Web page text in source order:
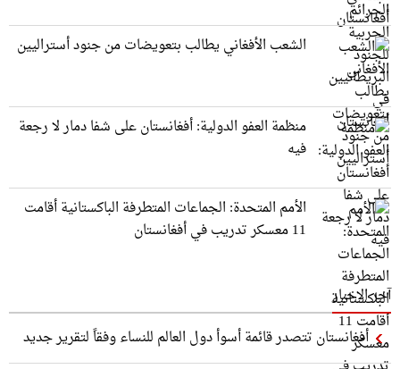
الشعب الأفغاني يطالب بتعويضات من جنود أستراليين
منظمة العفو الدولية: أفغانستان على شفا دمار لا رجعة
فيه
الأمم المتحدة: الجماعات المتطرفة الباكستانية أقامت
11 معسكر تدريب في أفغانستان
آخر الاخبار
أفغانستان تتصدر قائمة أسوأ دول العالم للنساء وفقاً لتقرير جديد